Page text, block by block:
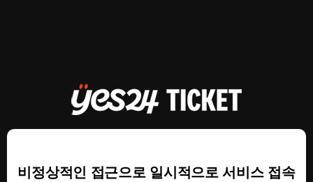
비정상적인 접근으로 일시적으로 서비스 접속